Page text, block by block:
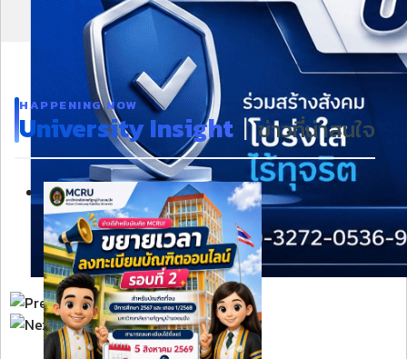
HAPPENING NOW
University Insight | ข่าวที่น่าสนใจ